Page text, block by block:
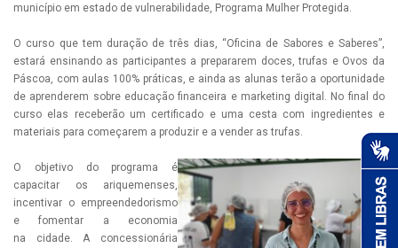
município em estado de vulnerabilidade, Programa Mulher Protegida.
O curso que tem duração de três dias, “Oficina de Sabores e Saberes”,
estará ensinando as participantes a prepararem doces, trufas e Ovos da
Páscoa, com aulas 100% práticas, e ainda as alunas terão a oportunidade
de aprenderem sobre educação financeira e marketing digital. No final do
curso elas receberão um certificado e uma cesta com ingredientes e
materiais para começarem a produzir e a vender as trufas.
O objetivo do programa é
capacitar os ariquemenses,
incentivar o empreendedorismo
e fomentar a economia
na cidade. A concessionária